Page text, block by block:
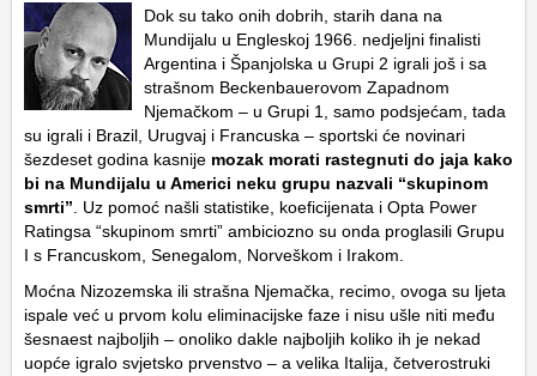
Dok su tako onih dobrih, starih dana na
Mundijalu u Engleskoj 1966. nedjeljni finalisti
Argentina i Španjolska u Grupi 2 igrali još i sa
strašnom Beckenbauerovom Zapadnom
Njemačkom – u Grupi 1, samo podsjećam, tada
su igrali i Brazil, Urugvaj i Francuska – sportski će novinari
šezdeset godina kasnije mozak morati rastegnuti do jaja kako
bi na Mundijalu u Americi neku grupu nazvali “skupinom
smrti” . Uz pomoć našli statistike, koeficijenata i Opta Power
Ratingsa “skupinom smrti” ambiciozno su onda proglasili Grupu
I s Francuskom, Senegalom, Norveškom i Irakom.
Moćna Nizozemska ili strašna Njemačka, recimo, ovoga su ljeta
ispale već u prvom kolu eliminacijske faze i nisu ušle niti među
šesnaest najboljih – onoliko dakle najboljih koliko ih je nekad
uopće igralo svjetsko prvenstvo – a velika Italija, četverostruki